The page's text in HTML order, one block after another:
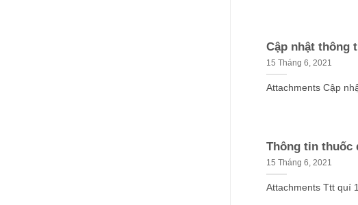
Cập nhật thông
15 Tháng 6, 2021
Attachments Cập
Thông tin thuốc
15 Tháng 6, 2021
Attachments Ttt quí